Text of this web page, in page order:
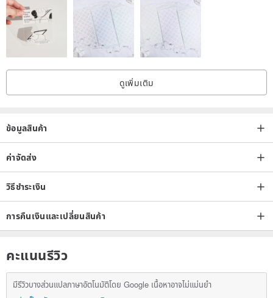
▶ Please feel free to send us a private message with any
questions.
▶ Includes a business card / small card (free 50-character
message service available). Please indicate your preference in the
▶ In support of environmental protection: You may opt for eco-
packaging: Omits non-essential packaging, retaining only adequate
protective measures.)
《About: Jadeite/Chalcedony/Tianshan Jade Care TIPS》
▶ Wearing your minerals frequently is more beneficial for their care
than storing them in a bangle box; they will become more beautiful
▶ When wearing your bangle, please avoid impact with hard
ดูเพิ่มเติม
ข้อมูลสินค้า
ค่าจัดส่ง
วิธีชำระเงิน
การคืนเงินและเปลี่ยนสินค้า
คะแนนรีวิว
มีรีวิวบางส่วนแปลภาษาอัตโนมัติโดย Google เนื้อหาอาจไม่แม่นยำ